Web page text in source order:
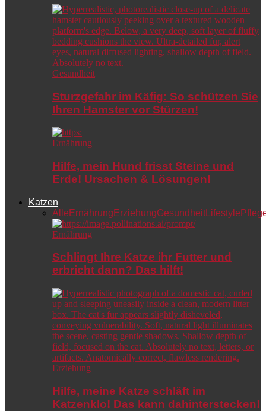
Gesundheit
Sturzgefahr im Käfig: So schützen Sie
Ihren Hamster vor Stürzen!
Ernährung
Hilfe, mein Hund frisst Steine und
Erde! Ursachen & Lösungen!
Katzen
Alle Ernährung ErziehungGesundheitLifestyle
Ernährung
Schlingt Ihre Katze ihr Futter und
erbricht dann? Das hilft!
Erziehung
Hilfe, meine Katze schläft im
Katzenklo! Das kann dahinterstecken!